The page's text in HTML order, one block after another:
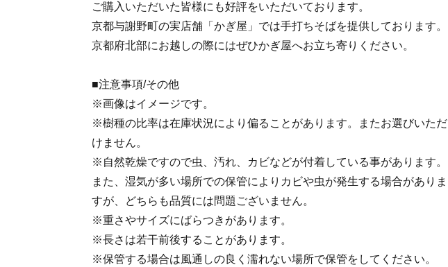
ご購入いただいた皆様にも好評をいただいております。
京都与謝野町の実店舗「かぎ屋」では手打ちそばを提供しております。
京都府北部にお越しの際にはぜひかぎ屋へお立ち寄りください。
■注意事項/その他
※画像はイメージです。
※樹種の比率は在庫状況により偏ることがあります。またお選びいただ
けません。
※自然乾燥ですので虫、汚れ、カビなどが付着している事があります。
また、湿気が多い場所での保管によりカビや虫が発生する場合がありま
すが、どちらも品質には問題ございません。
※重さやサイズにばらつきがあります。
※長さは若干前後することがあります。
※保管する場合は風通しの良く濡れない場所で保管をしてください。